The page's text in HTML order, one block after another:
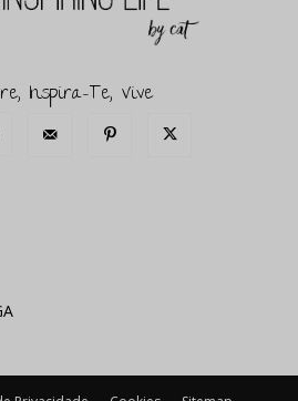
Inspira-Te, Vive